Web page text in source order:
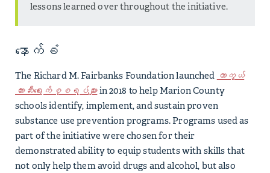
lessons learned over throughout the initiative.
နောက်ခံ
The Richard M. Fairbanks Foundation launched ကာကွယ်
တားဆီးရေးကိစ္စရပ်များin 2018 to help Marion County
schools identify, implement, and sustain proven
substance use prevention programs. Programs used as
part of the initiative were chosen for their
demonstrated ability to equip students with skills that
not only help them avoid drugs and alcohol, but also